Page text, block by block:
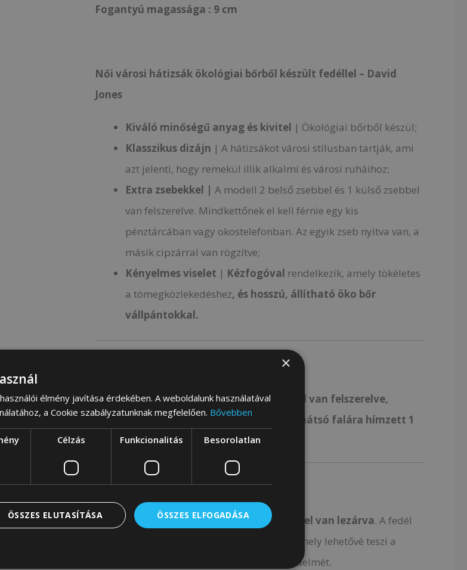
Fogantyú magassága : 9 cm
Női városi hátizsák ökológiai bőrből készült fedéllel – David
Jones
Kiváló minőségű anyag és kivitel | Ökológiai bőrből készül;
Klasszikus dizájn | A hátizsákot városi stílusban tartják, ami
azt jelenti, hogy remekül illik alkalmi és városi ruháihoz;
Extra zsebekkel |A modell 2 belső zsebbel és 1 külső zsebbel
van felszerelve. Mindkettőnek el kell férnie egy kis
pénztárcában vagy okostelefonban. Az egyik zseb nyitva van, a
másik cipzárral van rögzítve;
Kényelmes viselet | Kézfogóval rendelkezik, amely tökéletes
a tömegközlekedéshez, és hosszú, állítható öko bőr
vállpántokkal.
Egykamrás modell, amelytovábbi 2zsebbel van felszerelve,
köztük egy cipzárral.Ezenkívül a hátizsák
hátsó falára hímzett 1
külső zseb található.
A rögzítés típusa
A hátizsák fő rekeszecsattal ellátott fedéllel van lezárva. A fedél
alatt van egy további átlapolt húzózsinór, amely lehetővé teszi a
kamra tetejének meghúzását és további védelmét.
×
élmény javítása érdekében. A weboldalunk használatával
a Cookie szabályzatunknak megfelelően. Bővebben
Célzás Funkcionalitás Besorolatlan
ÖSSZES ELFOGADÁSA
ÖSSZES ELUTASÍTÁSA